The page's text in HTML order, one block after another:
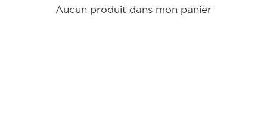
Aucun produit dans mon panier